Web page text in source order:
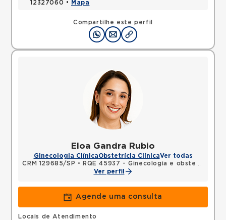
Compartilhe este perfil
12327060 •
Mapa
Eloa Gandra Rubio
Ginecologia ClínicaObstetrícia ClínicaVer todas
CRM 129685/SP •
RQE 45937 - Ginecologia e obstetrícia
Ver perfil
Agende uma consulta
Locais de Atendimento